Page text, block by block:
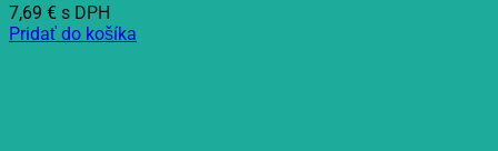
7,69 € s DPH
Pridať do košíka